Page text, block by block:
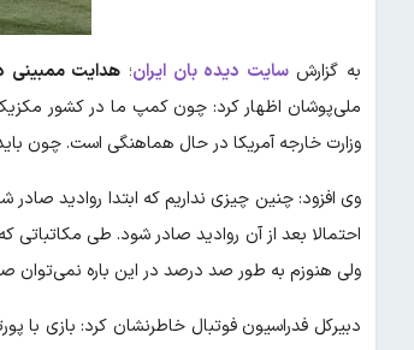
به گزارشسایت دیده بان ایران؛ هدایت ممبینی
ملی‌پوشان اظهار کرد: چون کمپ ما در کشور
وزارت خارجه آمریکا در حال هماهنگی است. چون باید
وی افزود: چنین چیزی نداریم که ابتدا روادید
احتمالا بعد از آن روادید صادر شود. طی مکاتباتی
ولی هنوزم به طور صد درصد در این باره نمی‌توان
دبیرکل فدراسیون فوتبال خاطرنشان کرد: بازی با